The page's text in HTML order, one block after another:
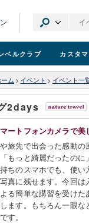
ベルクラブ カスタ
ム > イベント > イベント一
2days
ートフォンカメラで美
旅先で出会った感動
もっと綺麗だったの
ちのスマホでも、使
真に残せます。今回
る簡単な講習を受け
ます。もちろん一眼
す。